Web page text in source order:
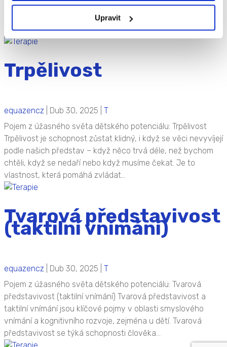
Upravit
psychické, emoční nebo fyzické obtíže. U dětí má terapie
své specifické formy a přístupy, které odpovídají jejich věku
a vývojovým potřebám. Cílem dětské terapie...
Trpělivost
equazencz Dub 30, 2025
T
Pojem z úžasného světa dětského potenciálu: Trpělivost
Trpělivost je schopnost zůstat klidný, i když se věci nevyvíjejí
podle našich představ – když něco trvá déle, než bychom
chtěli, když se nedaří nebo když musíme čekat. Je to
vlastnost, která pomáhá zvládat...
Tvarová představivost
(taktilní vnímání)
equazencz Dub 30, 2025
T
Pojem z úžasného světa dětského potenciálu: Tvarová
představivost (taktilní vnímání) Tvarová představivost a
taktilní vnímání jsou klíčové pojmy v oblasti smyslového
vnímání a kognitivního rozvoje, zejména u dětí.​ Tvarová
představivost se týká schopnosti člověka...